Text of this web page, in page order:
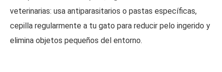
veterinarias: usa antiparasitarios o pastas específicas,
cepilla regularmente a tu gato para reducir pelo ingerido y
elimina objetos pequeños del entorno.